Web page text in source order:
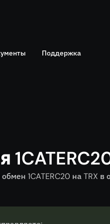
Поддержка
1CATERC20 на TRX